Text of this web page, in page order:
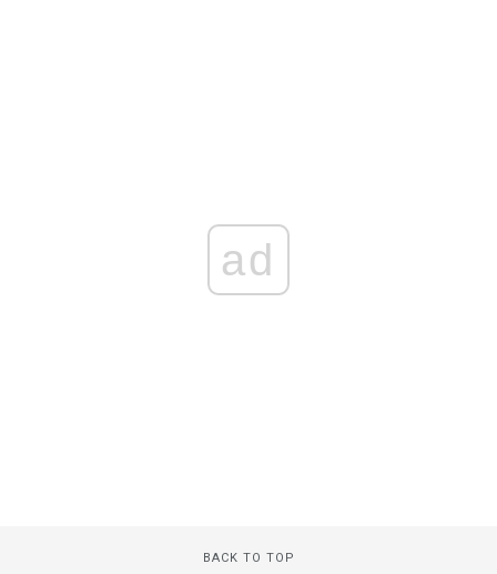
ad
BACK TO TOP